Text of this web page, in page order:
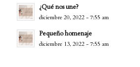
¿Qué nos une?
diciembre 20, 2022 - 7:55 am
Pequeño homenaje
diciembre 13, 2022 - 7:55 am